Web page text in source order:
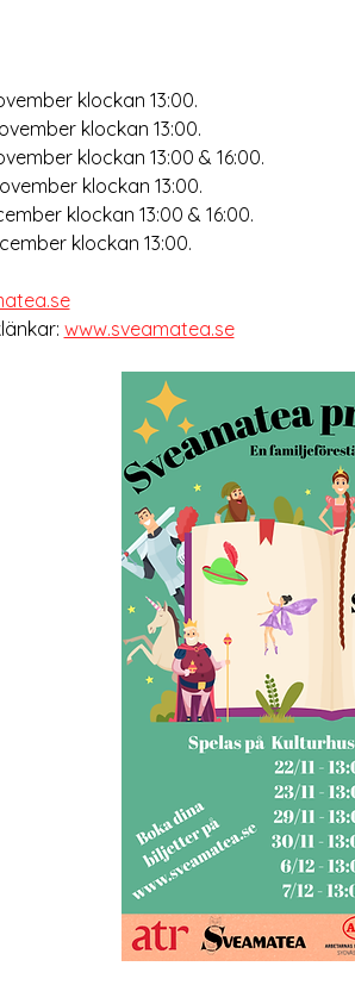
klockan 13:00.
klockan 13:00.
klockan 13:00 & 16:00.
klockan 13:00.
klockan 13:00 & 16:00.
klockan 13:00.
www.sveamatea.se